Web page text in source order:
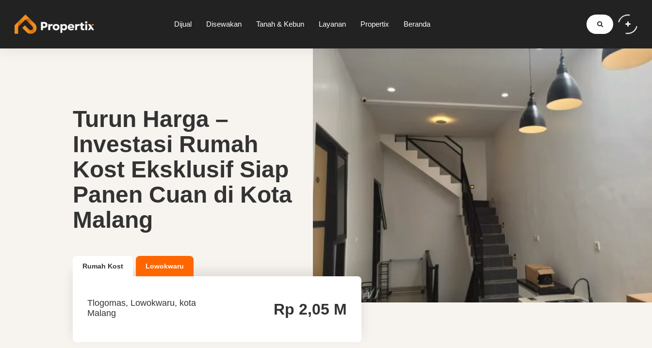
Dijual Disewakan Tanah & Kebun Layanan Propertix Beranda
Turun Harga –
Investasi Rumah
Kost Eksklusif Siap
Panen Cuan di Kota
Malang
Rumah Kost Lowokwaru
Tlogomas, Lowokwaru, kota
Malang
Rp 2,05 M